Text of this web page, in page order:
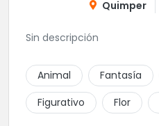
Quimper
Sin descripción
Animal Fantasía
Figurativo
Flor